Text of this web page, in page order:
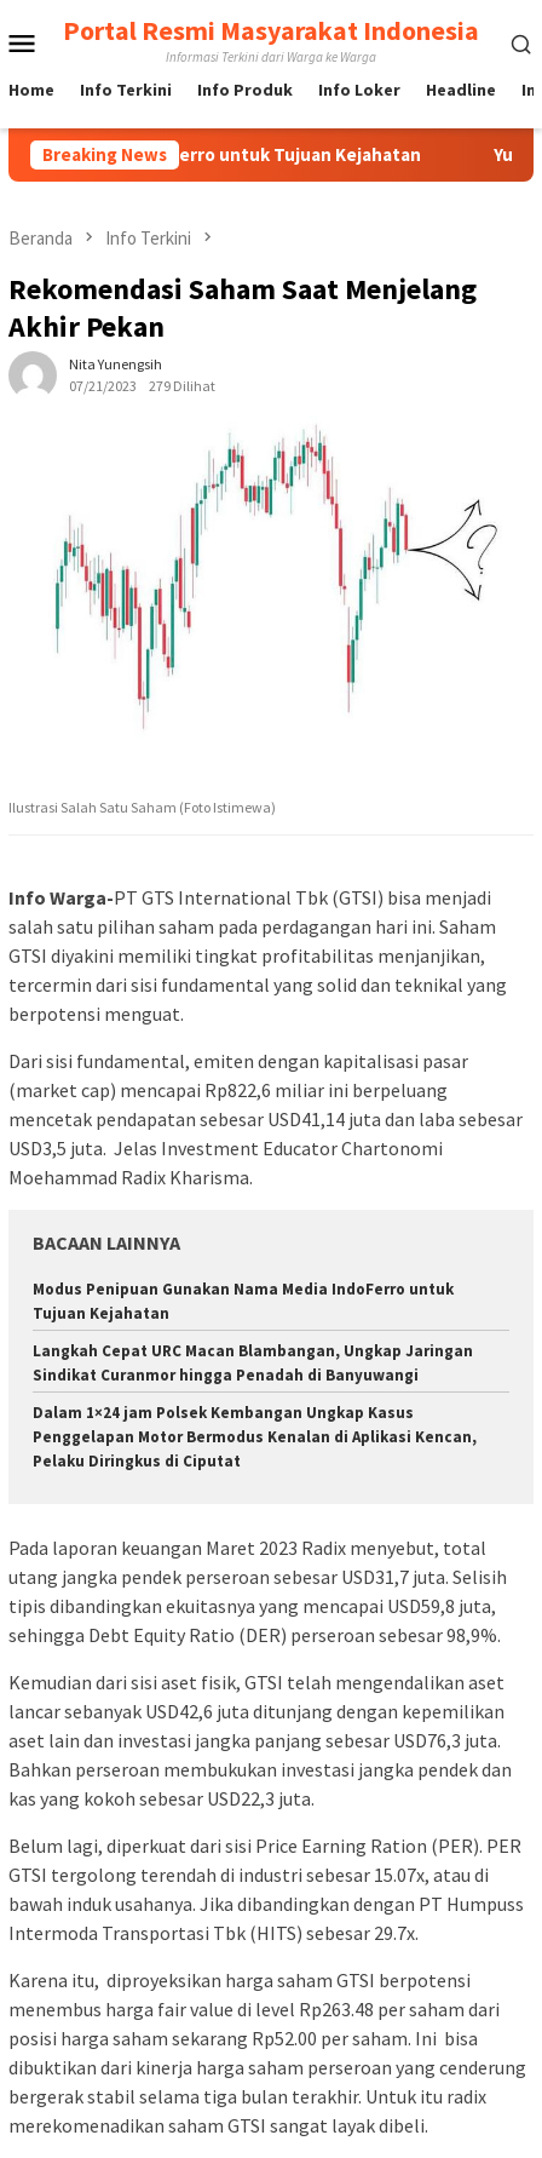
ke
Menu
Mobile
Portal Resmi Masyarakat Indonesia
Informasi Terkini dari Warga ke Warga
Home Info Terkini Info Produk Info Loker Headline
Breaking News
IndoFerro untuk Tujuan Kejahatan Yuk Lebih
Beranda Info Terkini
Rekomendasi Saham Saat Menjelang
Akhir Pekan
Nita Yunengsih
07/21/2023
279 Dilihat
Ilustrasi Salah Satu Saham (Foto Istimewa)
Info Warga-PT GTS International Tbk (GTSI) bisa menjadi
salah satu pilihan saham pada perdagangan hari ini. Saham
GTSI diyakini memiliki tingkat profitabilitas menjanjikan,
tercermin dari sisi fundamental yang solid dan teknikal yang
berpotensi menguat.
Dari sisi fundamental, emiten dengan kapitalisasi pasar
(market cap) mencapai Rp822,6 miliar ini berpeluang
mencetak pendapatan sebesar USD41,14 juta dan laba sebesar
USD3,5 juta. Jelas Investment Educator Chartonomi
Moehammad Radix Kharisma.
BACAAN LAINNYA
Modus Penipuan Gunakan Nama Media IndoFerro untuk
Tujuan Kejahatan
Langkah Cepat URC Macan Blambangan, Ungkap Jaringan
Sindikat Curanmor hingga Penadah di Banyuwangi
Dalam 1×24 jam Polsek Kembangan Ungkap Kasus
Penggelapan Motor Bermodus Kenalan di Aplikasi Kencan,
Pelaku Diringkus di Ciputat
Pada laporan keuangan Maret 2023 Radix menyebut, total
utang jangka pendek perseroan sebesar USD31,7 juta. Selisih
tipis dibandingkan ekuitasnya yang mencapai USD59,8 juta,
sehingga Debt Equity Ratio (DER) perseroan sebesar 98,9%.
Kemudian dari sisi aset fisik, GTSI telah mengendalikan aset
lancar sebanyak USD42,6 juta ditunjang dengan kepemilikan
aset lain dan investasi jangka panjang sebesar USD76,3 juta.
Bahkan perseroan membukukan investasi jangka pendek dan
kas yang kokoh sebesar USD22,3 juta.
Belum lagi, diperkuat dari sisi Price Earning Ration (PER). PER
GTSI tergolong terendah di industri sebesar 15.07x, atau di
bawah induk usahanya. Jika dibandingkan dengan PT Humpuss
Intermoda Transportasi Tbk (HITS) sebesar 29.7x.
Karena itu, diproyeksikan harga saham GTSI berpotensi
menembus harga fair value di level Rp263.48 per saham dari
posisi harga saham sekarang Rp52.00 per saham. Ini bisa
dibuktikan dari kinerja harga saham perseroan yang cenderung
bergerak stabil selama tiga bulan terakhir. Untuk itu radix
merekomenadikan saham GTSI sangat layak dibeli.